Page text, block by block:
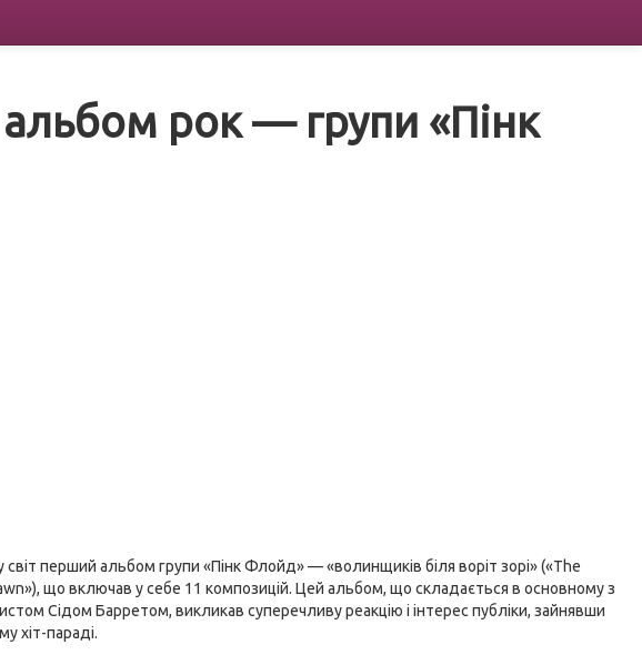
рок — групи «Пінк
перший альбом групи «Пінк Флойд» — «волинщиків біля воріт зорі» («The
що включав у себе 11 композицій. Цей альбом, що складається в основному з
Сідом Барретом, викликав суперечливу реакцію і інтерес публіки, зайнявши
хіт-параді.